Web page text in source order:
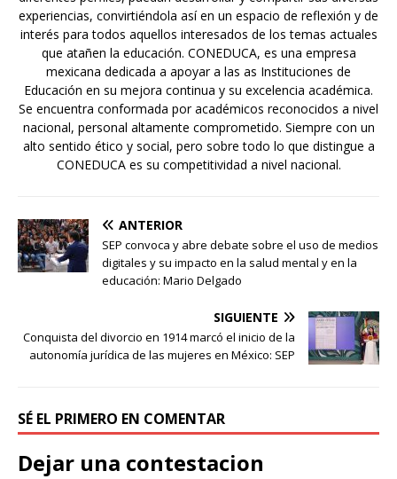
experiencias, convirtiéndola así en un espacio de reflexión y de
interés para todos aquellos interesados de los temas actuales
que atañen la educación. CONEDUCA, es una empresa
mexicana dedicada a apoyar a las as Instituciones de
Educación en su mejora continua y su excelencia académica.
Se encuentra conformada por académicos reconocidos a nivel
nacional, personal altamente comprometido. Siempre con un
alto sentido ético y social, pero sobre todo lo que distingue a
CONEDUCA es su competitividad a nivel nacional.
ANTERIOR
SEP convoca y abre debate sobre el uso de medios
digitales y su impacto en la salud mental y en la
educación: Mario Delgado
SIGUIENTE
Conquista del divorcio en 1914 marcó el inicio de la
autonomía jurídica de las mujeres en México: SEP
SÉ EL PRIMERO EN COMENTAR
Dejar una contestacion